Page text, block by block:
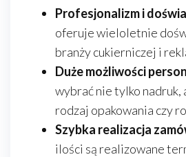
Profesjonalizm i
oferuje wieloletnie
branży cukierniczej i
Duże możliwości
wybrać nie tylko nadruk,
rodzaj opakowania czy
Szybka realizacja
ilości są realizowane